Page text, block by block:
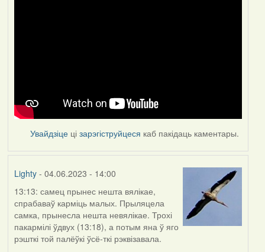
Увайдзіце цізарэгіструйцеся каб пакідаць каментары.
Lighty- 04.06.2023 - 14:00
13:13: самец прынес нешта вялікае,
спрабаваў карміць малых. Прыляцела
самка, прынесла нешта невялікае. Трохі
пакармілі ўдвух (13:18), а потым яна ў яго
рэшткі той палёўкі ўсё-ткі рэквізавала.